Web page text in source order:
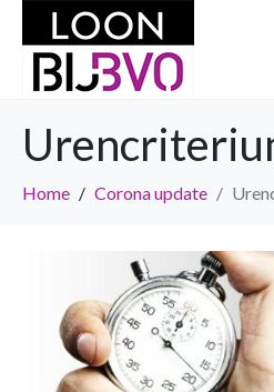
Home Corona update